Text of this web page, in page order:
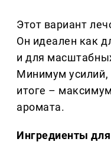
Этот вариант
Он идеален как
и для
Минимум усилий,
итоге –
аромата.
Ингредиенты